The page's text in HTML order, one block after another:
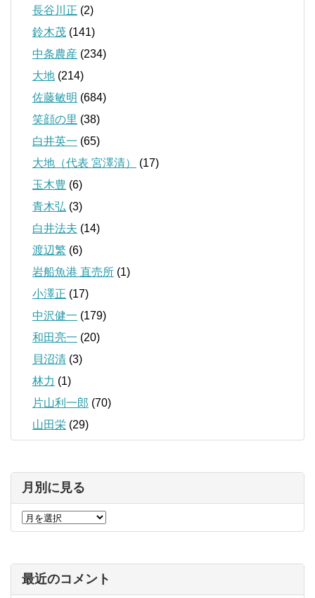
長谷川正 (2)
鈴木茂 (141)
中条農産 (234)
大地 (214)
佐藤敏明 (684)
笑顔の里 (38)
白井英一 (65)
大地（代表 宮澤清）
(17)
玉木豊 (6)
青木弘 (3)
白井法夫 (14)
渡辺繁 (6)
岩船魚港 直売所 (1)
小澤正 (17)
中沢健一 (179)
和田亮一 (20)
貝沼清 (3)
林力 (1)
片山利一郎 (70)
山田栄 (29)
月別に見る
最近のコメント